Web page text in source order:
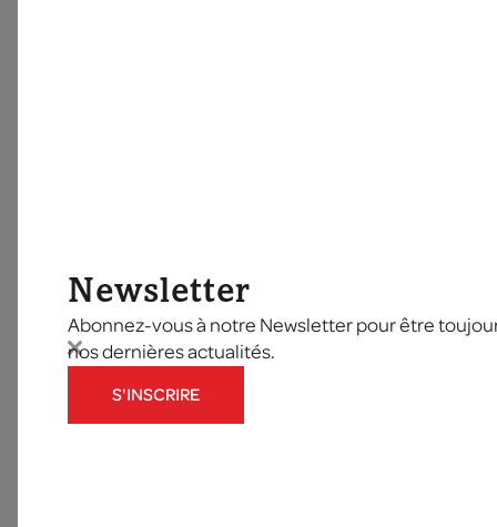
Newsletter
Abonnez-vous à notre Newsletter pour être
nos dernières actualités.
S'INSCRIRE